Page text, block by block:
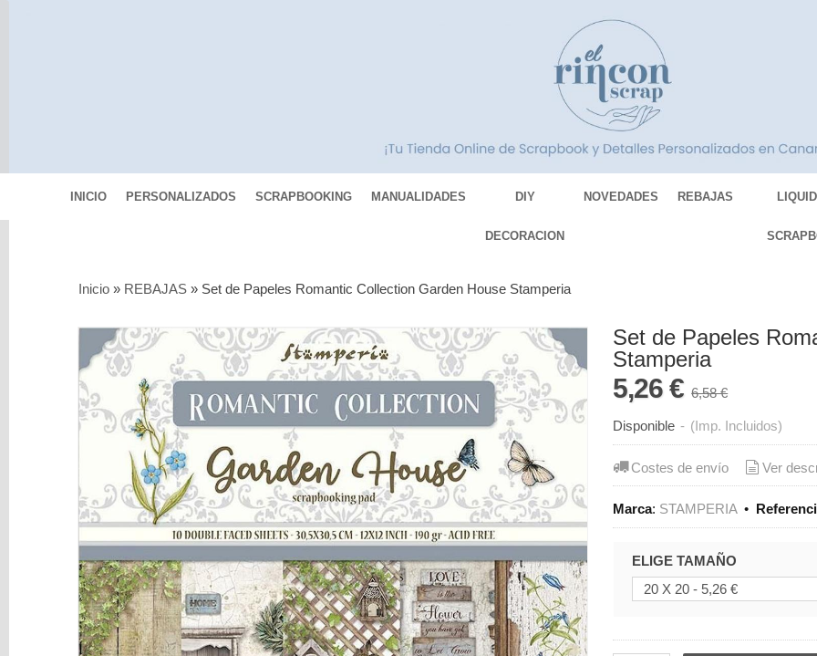
INICIO PERSONALIZADOS SCRAPBOOKING MANUALIDADES DIY
DECORACION
NOVEDADES REBAJAS
MEDIA
Pinturas
Vinilos
Novedades
NAVIDAD
Papelería
Inicio » REBAJAS » Set de Papeles Romantic Collection Garden House Stamperia
Set de Papeles
Stamperia
5,26 € 6,58 €
Disponible - (Imp. Incluidos)
Costes de envío Ver
Marca: STAMPERIA•
ELIGE TAMAÑO